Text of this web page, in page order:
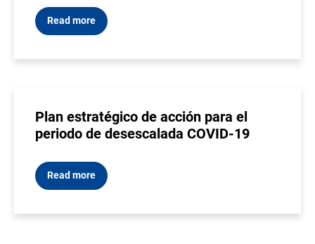
Read more
Plan estratégico de acción para el
periodo de desescalada COVID-19
Read more